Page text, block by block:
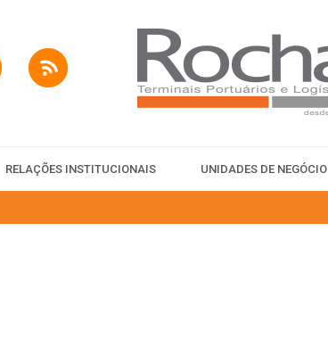
RELAÇÕES INSTITUCIONAIS UNIDADES DE NEGÓCIO